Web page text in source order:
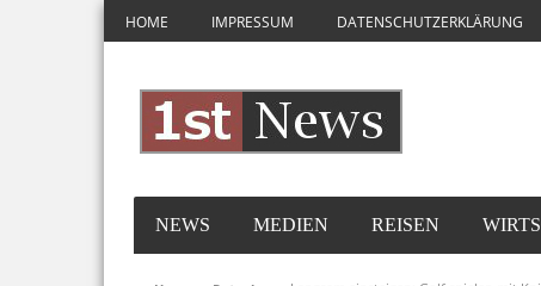
HOME IMPRESSUM DATENSCHUTZERKLÄRUNG
NEWS MEDIEN REISEN